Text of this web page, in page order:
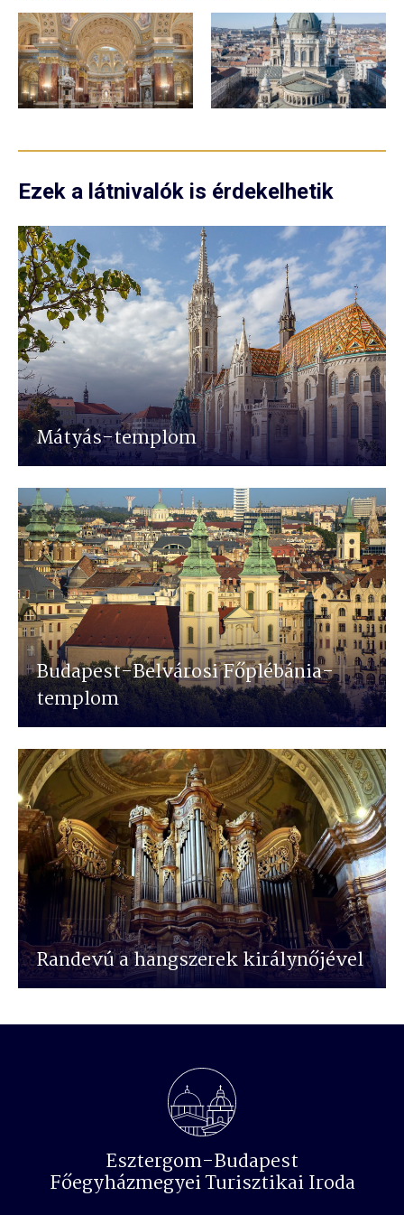
Ezek a látnivalók is érdekelhetik
Mátyás-templom
Budapest-Belvárosi Főplébánia-
templom
Randevú a hangszerek királynőjével
Esztergom-Budapest
Főegyházmegyei Turisztikai Iroda